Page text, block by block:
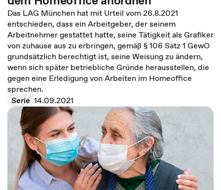
Das LAG München hat mit Urteil vom 26.8.2021
entschieden, dass ein Arbeitgeber, der seinem
Arbeitnehmer gestattet hatte, seine Tätigkeit als Grafiker
von zuhause aus zu erbringen, gemäß § 106 Satz 1 GewO
grundsätzlich berechtigt ist, seine Weisung zu ändern,
wenn sich später betriebliche Gründe herausstellen, die
gegen eine Erledigung von Arbeiten im Homeoffice
sprechen.
Serie 14.09.2021